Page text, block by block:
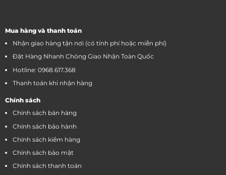
Mua hàng và thanh toán
Nhận giao hàng tận nơi (có tính phí hoặc miễn phí)
Đặt Hàng Nhanh Chóng Giao Nhận Toàn Quốc
Hotline: 0968.617.368
Thanh toán khi nhận hàng
Chính sách
Chính sách bán hàng
Chính sách bảo hành
Chính sách kiểm hàng
Chính sách bảo mật
Chính sách thanh toán